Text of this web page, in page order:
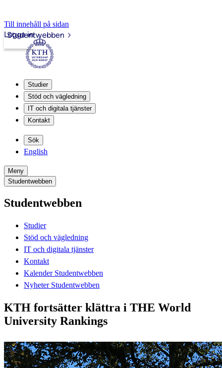
Till innehåll på sidan
Studentwebben
Logga in
Studier
Stöd och vägledning
IT och digitala tjänster
Kontakt
Sök
English
Meny
Studentwebben
Studentwebben
Studier
Stöd och vägledning
IT och digitala tjänster
Kontakt
Kalender Studentwebben
Nyheter Studentwebben
KTH fortsätter klättra i THE World
University Rankings